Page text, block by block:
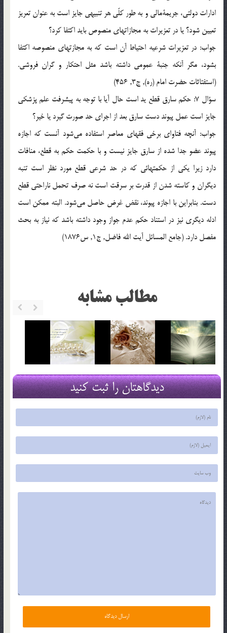
ادارات دولتي، جريمة‌مالي و به طور كلّي هر تنبيهي جايز است به عنوان تعريز
تعيين شود؟ يا در تعزيرات به مجازاتهاي منصوص بايد اكتفا كرد؟
جواب: در تعزيرات شرعيه احتياط آن است كه به مجازتهاي منصوصه اكتفا
بشود، مگر آنكه جنبة عمومي داشته باشد مثل احتكار و گران فروشي.
(استفتاثات حضرت امام (ره), ج3, 456)
سؤال 7: حكم سارق قطع يد است حال آيا با توجه به پيشرفت علم پزشكي
جايز است عمل پيوند دست سارق بعد از اجراي حد صورت گيرد يا خير؟
جواب: آنچه فتاواي برخي فقهاي معاصر استفاده مي‌شود آنست كه اجازه
پيوند عضو جدا شده از سارق جايز نيست و با حكمت حكم به قطع، منافات
دارد زيرا يكي از حكمتهائي كه در حد شرعي قطع مورد نظر است تنبه
ديگران و كاسته شدن از قدرت بر سرقت است نه صرف تحمل ناراحتي قطع
دست. بنابراين با اجازه پيوند، نقض غرض حاصل مي‌شود. البته ممكن است
ادله ديگري نيز در استناد حكم عدم جواز وجود داشته باشد كه نياز به بحث
مفصل دارد. (جامع المسائل آيت الله فاضل, ج1, س1876)
مطالب مشابه
دیدگاهتان را ثبت کنید